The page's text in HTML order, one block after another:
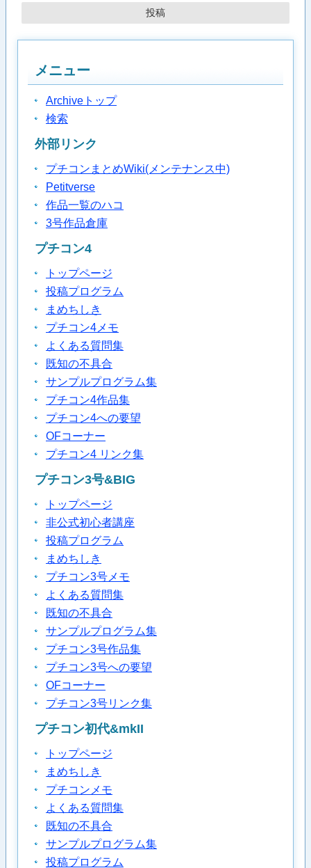
メニュー
Archiveトップ
検索
外部リンク
プチコンまとめWiki(メンテナンス中)
Petitverse
作品一覧のハコ
3号作品倉庫
プチコン4
トップページ
投稿プログラム
まめちしき
プチコン4メモ
よくある質問集
既知の不具合
サンプルプログラム集
プチコン4作品集
プチコン4への要望
OFコーナー
プチコン4 リンク集
プチコン3号&BIG
トップページ
非公式初心者講座
投稿プログラム
まめちしき
プチコン3号メモ
よくある質問集
既知の不具合
サンプルプログラム集
プチコン3号作品集
プチコン3号への要望
OFコーナー
プチコン3号リンク集
プチコン初代&mkII
トップページ
まめちしき
プチコンメモ
よくある質問集
既知の不具合
サンプルプログラム集
投稿プログラム